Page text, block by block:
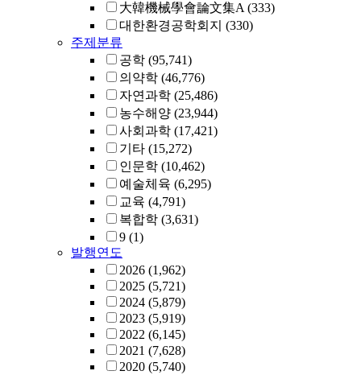
大韓機械學會論文集A (333)
대한환경공학회지 (330)
주제분류
공학 (95,741)
의약학 (46,776)
자연과학 (25,486)
농수해양 (23,944)
사회과학 (17,421)
기타 (15,272)
인문학 (10,462)
예술체육 (6,295)
교육 (4,791)
복합학 (3,631)
9 (1)
발행연도
2026 (1,962)
2025 (5,721)
2024 (5,879)
2023 (5,919)
2022 (6,145)
2021 (7,628)
2020 (5,740)